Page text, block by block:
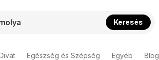
Keresés
Egészség és Szépség Egyéb Blog